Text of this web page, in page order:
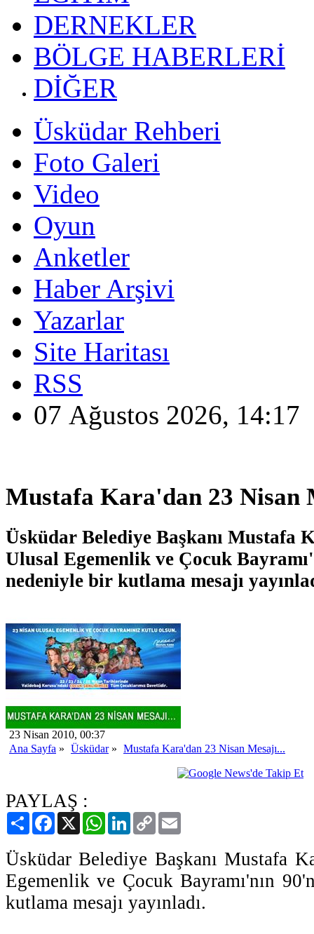
DERNEKLER
BÖLGE HABERLERİ
DİĞER
Üsküdar Rehberi
Foto Galeri
Video
Oyun
Anketler
Haber Arşivi
Yazarlar
Site Haritası
RSS
07 Ağustos 2026, 14:17
Mustafa Kara'dan 23 Nisan
Üsküdar Belediye Başkanı Mustafa
Ulusal Egemenlik ve Çocuk
nedeniyle bir kutlama mesajı
23 Nisan 2010, 00:37
Ana Sayfa » Üsküdar» Mustafa Kara'dan 23 Nisan Mesajı...
PAYLAŞ :
PaylaşFacebook
X WhatsAppLinkedIn
Copy
Link
Üsküdar Belediye Başkanı Mustafa
Egemenlik ve Çocuk Bayramı'nın
kutlama mesajı yayınladı.